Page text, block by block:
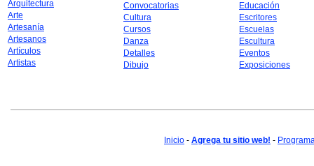
Arquitectura
Arte
Artesanía
Artesanos
Artículos
Artistas
Convocatorias
Cultura
Cursos
Danza
Detalles
Dibujo
Educación
Escritores
Escuelas
Escultura
Eventos
Exposiciones
Inicio - Agrega tu sitio web! -